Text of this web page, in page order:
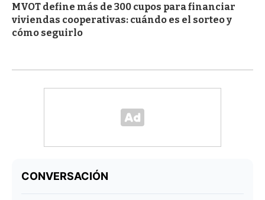
MVOT define más de 300 cupos para financiar
viviendas cooperativas: cuándo es el sorteo y
cómo seguirlo